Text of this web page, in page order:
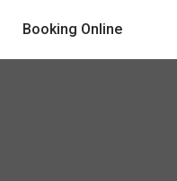
Booking Online